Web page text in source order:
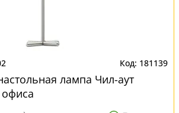
181139
лампа Чил-аут
офиса